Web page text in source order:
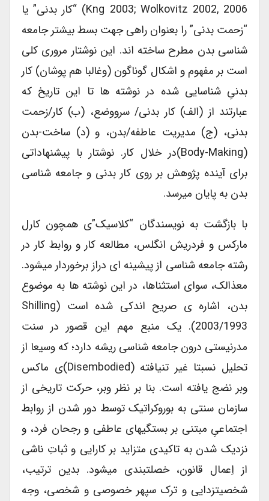
Kng 2003; Wolkovitz 2002, 2006) “کار بدنی” یا
“زحمت بدنی” را بعنوان راهی جهت بسط بیشتر جامعه
شناسی بدن مطرح ساخته اند. این نوشتار مروری کلی
است بر مفهوم و اشکال گوناگون (وغالبا هم پوشان) کار
بدنیِ شناسایی شده در نوشته ها تا این تاریخ که
عبارتند از (الف) کار بدنی/ سرووضع، (ب) کار/زحمت
بدنی، (ج) مدیریت عاطفه/بدن، و (د) ساخت-بدن
(body-Making)در خلال کار. نوشتار با پیشنهاداتی
برای آینده پژوهش بر روی کار بدنی و جامعه شناسی
بدن به پایان میرسد.
با بازگشت به نویسندگان “کلاسیک”ی همچون کارل
مارکس و فردریش انگلس، مطالعه کار و روابط کار در
رشته جامعه شناسی از پیشینه ای دراز برخوردار میشود.
معذالک، سوای استثناها، در این نوشته ها به موضوع
بدن، اشاره ی صریح اندکی شده است (Shilling
2003/1993). یک منبع مهم این قصور در سنت
مدرنیستی درون جامعه شناسی ریشه دارد؛ که وسیعا از
تحلیل نسبتا غیر تنیافته (disembodied)ی ماکس
وبر نضج یافته است. بنا بر نظر وبر، حرکت تاریخی از
سازمان سنتی به بوروکراتیک توسط دور شدن از روابط
اجتماعیِ مبتنی بر بستگیهای عاطفی و رجحان فرد، و
نزدیک شدن به تاکیدی متزاید بر کارایی و ثباتِ ناشی
از اِعمال قانون، خصلتبندی میشود. بدین ترتیب،
شخصیتزدایی و ترک سپهر خصوصی و شخصی، وجه